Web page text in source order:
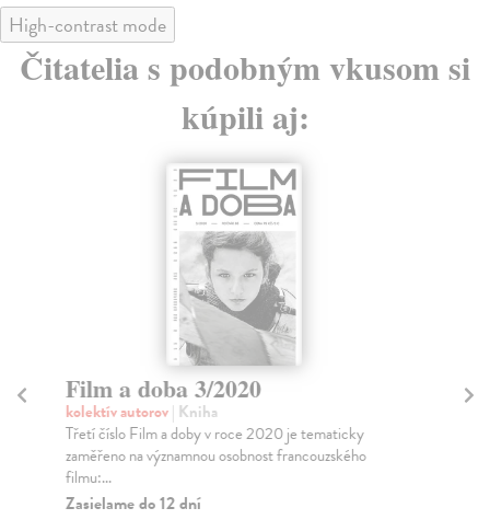
High-contrast mode
Čitatelia s podobným vkusom si
kúpili aj:
Film a doba 3/2020
kolektív autorov| Kniha
Třetí číslo Film a doby v roce 2020 je tematicky
zaměřeno na významnou osobnost francouzského
filmu:...
Zasielame do 12 dní